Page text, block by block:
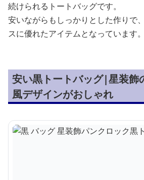
続けられるトートバッグです。
安いながらもしっかりとした作りで
スに優れたアイテムとなっています。
安い黒トートバッグ|星装飾
風デザインがおしゃれ